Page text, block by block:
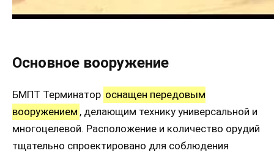
Основное вооружение
БМПТ Терминатор оснащен передовым
вооружением , делающим технику универсальной и
многоцелевой. Расположение и количество орудий
тщательно спроектировано для соблюдения